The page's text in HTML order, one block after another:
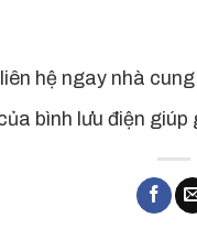
hệ ngay nhà
bình lưu điện